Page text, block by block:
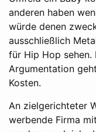
anderen haben
würde denen
ausschließlich
für Hip Hop sehen.
Argumentation
Kosten.
An zielgerichteter
werbende Firma